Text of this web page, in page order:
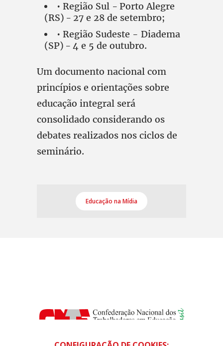
• Região Sul - Porto Alegre
(RS) - 27 e 28 de setembro;
• Região Sudeste - Diadema
(SP) - 4 e 5 de outubro.
Um documento nacional com
princípios e orientações sobre
educação integral será
consolidado considerando os
debates realizados nos ciclos de
seminário.
Educação na Mídia